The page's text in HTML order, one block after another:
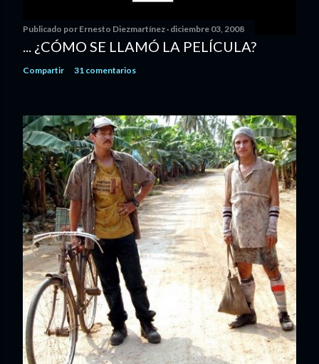
Publicado por Ernesto Diezmartínez diciembre 03, 2008
... ¿CÓMO SE LLAMÓ LA PELÍCULA?
Compartir 31 comentarios